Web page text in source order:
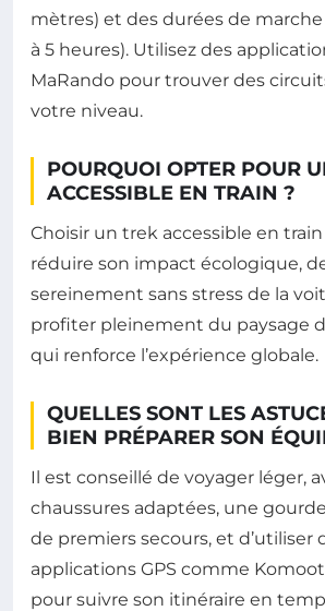
mètres) et des durées de marche
à 5 heures). Utilisez des
MaRando pour trouver des
votre niveau.
POURQUOI OPTER POUR
ACCESSIBLE EN TRAIN ?
Choisir un trek accessible en
réduire son impact écologique,
sereinement sans stress de la
profiter pleinement du paysage
qui renforce l’expérience globale.
QUELLES SONT LES
BIEN PRÉPARER SON
Il est conseillé de voyager léger,
chaussures adaptées, une
de premiers secours, et d’utiliser
applications GPS comme Komoot
pour suivre son itinéraire en